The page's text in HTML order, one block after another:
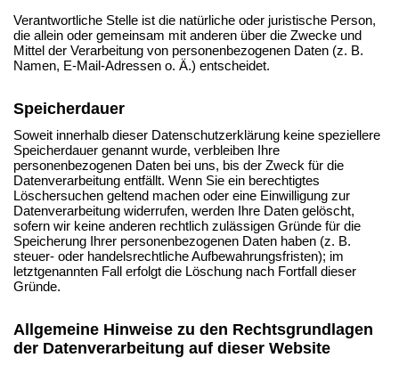
Verantwortliche Stelle ist die natürliche oder juristische Person,
die allein oder gemeinsam mit anderen über die Zwecke und
Mittel der Verarbeitung von personenbezogenen Daten (z. B.
Namen, E-Mail-Adressen o. Ä.) entscheidet.
Speicherdauer
Soweit innerhalb dieser Datenschutzerklärung keine speziellere
Speicherdauer genannt wurde, verbleiben Ihre
personenbezogenen Daten bei uns, bis der Zweck für die
Datenverarbeitung entfällt. Wenn Sie ein berechtigtes
Löschersuchen geltend machen oder eine Einwilligung zur
Datenverarbeitung widerrufen, werden Ihre Daten gelöscht,
sofern wir keine anderen rechtlich zulässigen Gründe für die
Speicherung Ihrer personenbezogenen Daten haben (z. B.
steuer- oder handelsrechtliche Aufbewahrungsfristen); im
letztgenannten Fall erfolgt die Löschung nach Fortfall dieser
Gründe.
Allgemeine Hinweise zu den Rechtsgrundlagen
der Datenverarbeitung auf dieser Website